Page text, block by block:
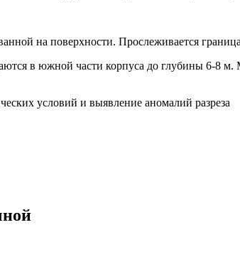
на поверхности. Прослеживается
в южной части корпуса до глубины 6-8
условий и выявление аномалий разреза